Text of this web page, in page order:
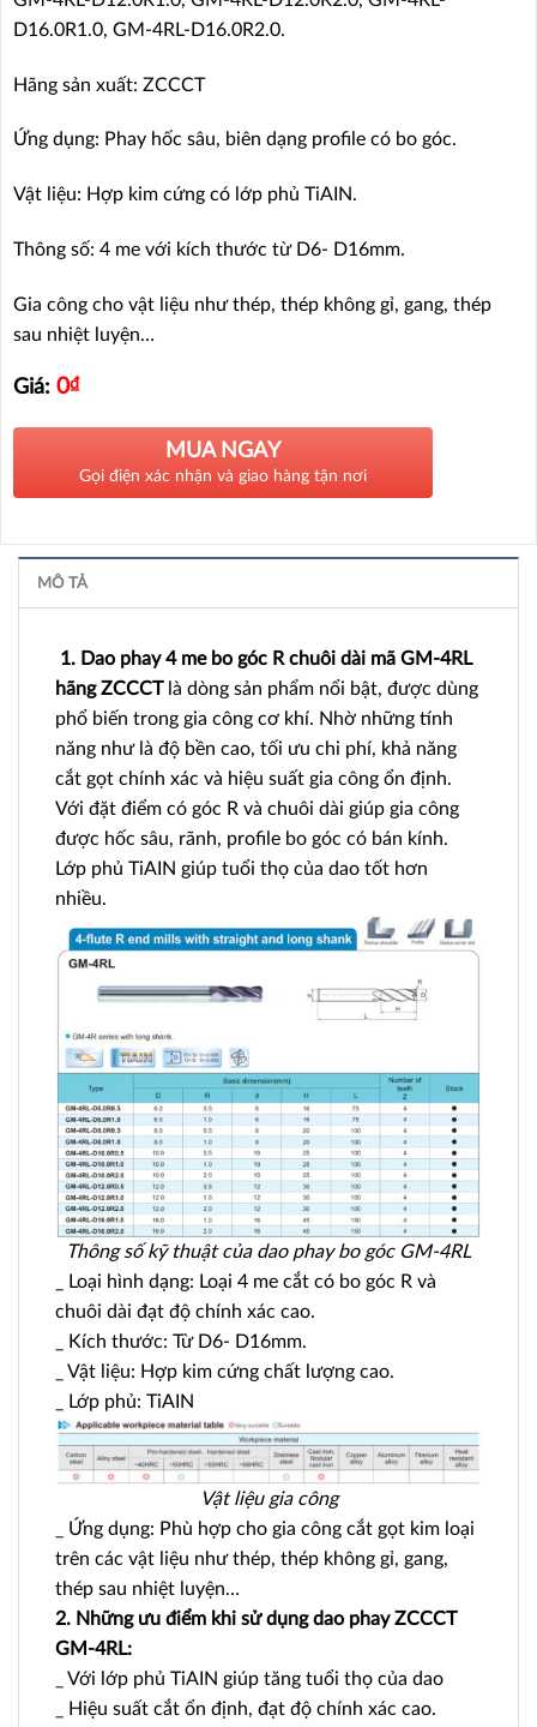
D16.0R1.0, GM-4RL-D16.0R2.0.
Hãng sản xuất: ZCCCT
Ứng dụng: Phay hốc sâu, biên dạng profile có bo góc.
Vật liệu: Hợp kim cứng có lớp phủ TiAIN.
Thông số: 4 me với kích thước từ D6- D16mm.
Gia công cho vật liệu như thép, thép không gỉ, gang, thép
sau nhiệt luyện…
Giá: 0₫
MUA NGAY
Gọi điện xác nhận và giao hàng tận nơi
MÔ TẢ
1. Dao phay 4 me bo góc R chuôi dài mã GM-4RL
hãng ZCCCTlà dòng sản phẩm nổi bật, được dùng
phổ biến trong gia công cơ khí. Nhờ những tính
năng như là độ bền cao, tối ưu chi phí, khả năng
cắt gọt chính xác và hiệu suất gia công ổn định.
Với đặt điểm có góc R và chuôi dài giúp gia công
được hốc sâu, rãnh, profile bo góc có bán kính.
Lớp phủ TiAIN giúp tuổi thọ của dao tốt hơn
nhiều.
Thông số kỹ thuật của dao phay bo góc GM-4RL
_ Loại hình dạng: Loại 4 me cắt có bo góc R và
chuôi dài đạt độ chính xác cao.
_ Kích thước: Từ D6- D16mm.
_ Vật liệu: Hợp kim cứng chất lượng cao.
_ Lớp phủ: TiAIN
Vật liệu gia công
_ Ứng dụng: Phù hợp cho gia công cắt gọt kim loại
trên các vật liệu như thép, thép không gỉ, gang,
thép sau nhiệt luyện…
2. Những ưu điểm khi sử dụng dao phay ZCCCT
GM-4RL:
_ Với lớp phủ TiAIN giúp tăng tuổi thọ của dao
_ Hiệu suất cắt ổn định, đạt độ chính xác cao.